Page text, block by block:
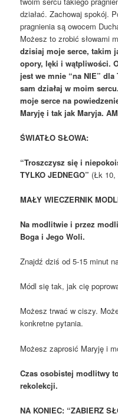
działać. Zachowaj spokój.
pragnienia są owocem
Możesz to zrobić słowami
dzisiaj moje serce, takim
opory, lęki i wątpliwości.
jest we mnie “na NIE” dla
sam działaj w moim sercu.
moje serce na
Maryję i tak jak Maryja.
ŚWIATŁO SŁOWA:
“Troszczysz się i
TYLKO JEDNEGO” (Łk 10,
MAŁY WIECZERNIK
Na modlitwie i przez
Boga i Jego Woli.
Znajdź dziś od 5-15 minut
Módl się tak, jak cię
Możesz trwać w ciszy.
konkretne pytania.
Możesz zaprosić Maryję i
Czas osobistej modlitwy
rekolekcji.
NA KONIEC: “ZABIERZ